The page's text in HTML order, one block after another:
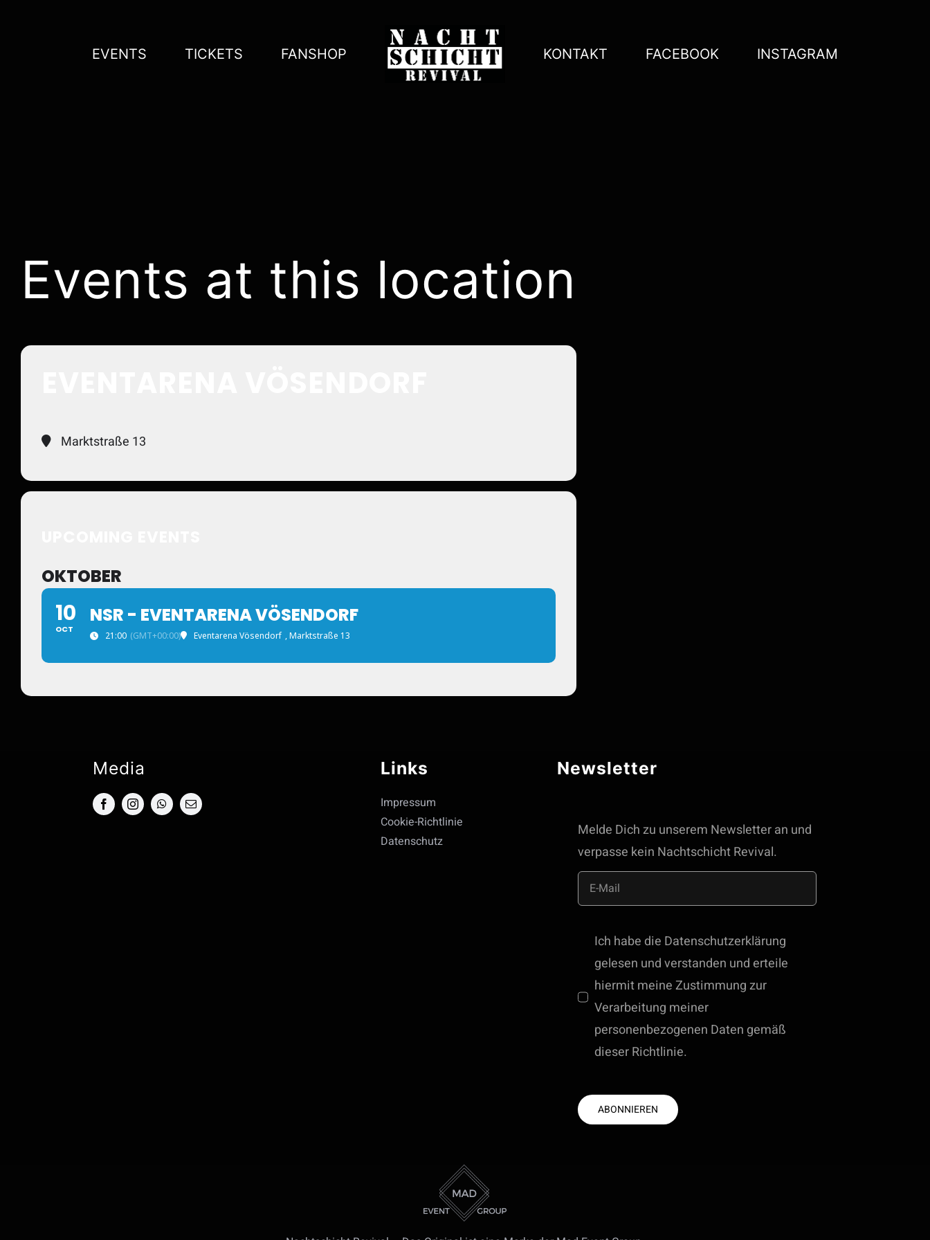
EVENTS TICKETS FANSHOP KONTAKT FACEBOOK INSTAGRAM
Events at this location
Marktstraße 13
OKTOBER
10
OCT
NSR - EVENTARENA VÖSENDORF
21:00 (GMT+00:00) Eventarena Vösendorf , Marktstraße 13
Media Links
Impressum
Cookie-Richtlinie
Datenschutz
Newsletter
Melde Dich zu unserem Newsletter an und
verpasse kein Nachtschicht Revival.
Ich habe die Datenschutzerklärung
gelesen und verstanden und erteile
hiermit meine Zustimmung zur
Verarbeitung meiner
personenbezogenen Daten gemäß
dieser Richtlinie.
ABONNIEREN